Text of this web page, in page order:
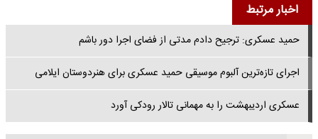
اخبار مرتبط
حمید عسکری: ترجیح دادم مدتی از فضای اجرا دور باشم
اجرای تازه‌ترین آلبوم موسیقی حمید عسکری برای هنردوستان ایلامی
عسکری اردیبهشت را به مهمانی تالار رودکی آورد